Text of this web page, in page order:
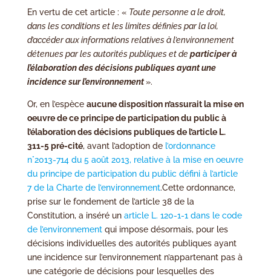
En vertu de cet article : « Toute personne a le droit,
dans les conditions et les limites définies par la loi,
d’accéder aux informations relatives à l’environnement
détenues par les autorités publiques et departiciper à
l’élaboration des décisions publiques ayant une
incidence sur l’environnement ».
Or, en l’espèce aucune disposition n’assurait la mise en
oeuvre de ce principe de participation du public à
l’élaboration des décisions publiques de l’article L.
311-5 pré-cité, avant l’adoption del’ordonnance
n°2013-714 du 5 août 2013, relative à la mise en oeuvre
du principe de participation du public défini à l’article
7 de la Charte de l’environnement.Cette ordonnance,
prise sur le fondement de l’article 38 de la
Constitution, a inséré un article L. 120-1-1 dans le code
de l’environnementqui impose désormais, pour les
décisions individuelles des autorités publiques ayant
une incidence sur l’environnement n’appartenant pas à
une catégorie de décisions pour lesquelles des